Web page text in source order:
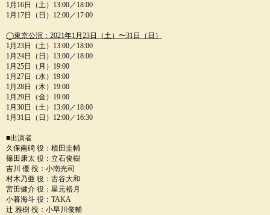
1月16日（土）13:00／18:00
1月17日（日）12:00／17:00
◯東京公演：2021年1月23日（土）〜31日（日）
1月23日（土）13:00／18:00
1月24日（日）13:00／18:00
1月25日（月）19:00
1月27日（水）19:00
1月28日（木）19:00
1月29日（金）19:00
1月30日（土）13:00／18:00
1月31日（日）12:00／16:30
■出演者
久保南碕 役：植田圭輔
篠田康太 役：立石俊樹
吉川 優 役：小南光司
村木乃亜 役：古谷大和
宮田健介 役：星元裕月
小暮海斗 役：TAKA
辻 雅樹 役：小早川俊輔